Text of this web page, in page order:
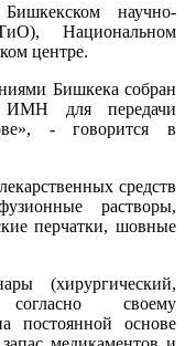
научно-
Национальном
центре.
Бишкека собран
ИМН для передачи
- говорится в
средств
растворы,
перчатки, шовные
(хирургический,
согласно своему
постоянной основе